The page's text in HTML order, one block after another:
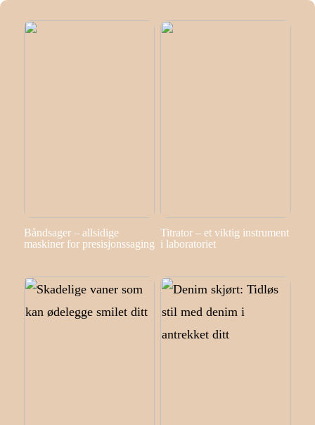
Båndsager – allsidige
maskiner for presisjonssaging
Titrator – et viktig instrument
i laboratoriet